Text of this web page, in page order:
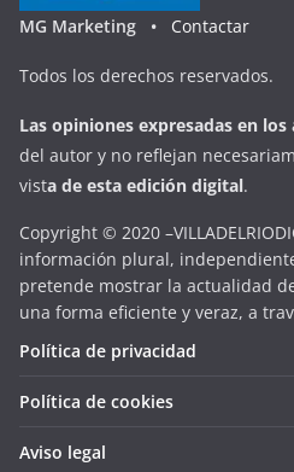
MG Marketing • Contactar
Todos los derechos reservados.
Las opiniones expresadas en los
del autor y no reflejan
vista de esta edición digital.
Copyright © 2020
información plural,
pretende mostrar la actualidad
una forma eficiente y veraz, a
Política de privacidad
Política de cookies
Aviso legal